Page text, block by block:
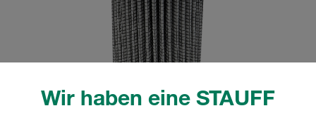
Wir haben eine STAUFF